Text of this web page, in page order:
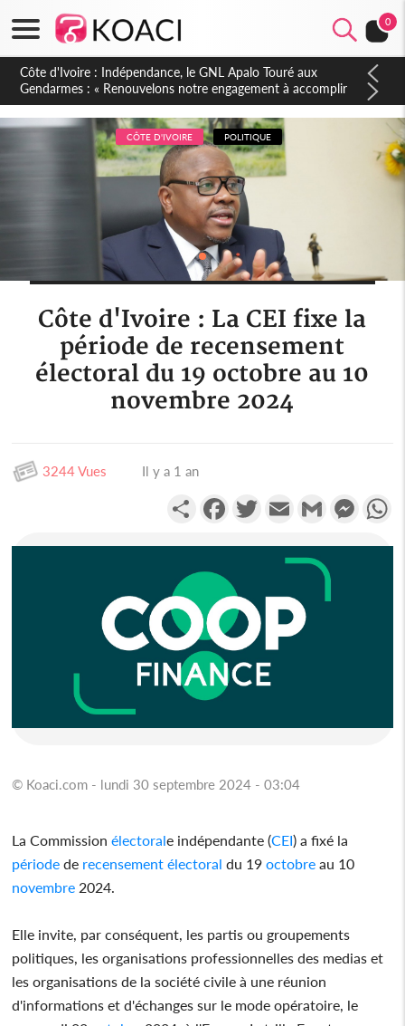
0
Sierra Leone : Un projet de réforme constitutionnelle en
gestation, points clés des amendements, un exclu d'avance
CÔTE D'IVOIRE POLITIQUE
Côte d'Ivoire : La CEI fixe la
période de recensement
électoral du 19 octobre au 10
novembre 2024
3244 Vues Il y a 1 an
PartagerFacebookTwitterEmail Gmail
© Koaci.com - lundi 30 septembre 2024 - 03:04
La Commission électorale indépendante (CEI) a fixé la
période de recensement électoral du 19 octobre au 10
novembre 2024.
Elle invite, par conséquent, les partis ou groupements
politiques, les organisations professionnelles des medias et
les organisations de la société civile à une réunion
d'informations et d'échanges sur le mode opératoire, le